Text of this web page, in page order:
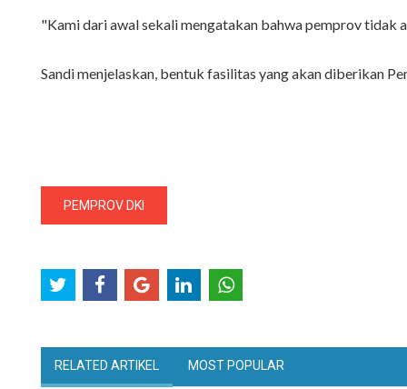
"Kami dari awal sekali mengatakan bahwa pemprov tidak
Sandi menjelaskan, bentuk fasilitas yang akan diberikan
PEMPROV DKI
RELATED ARTIKEL MOST POPULAR